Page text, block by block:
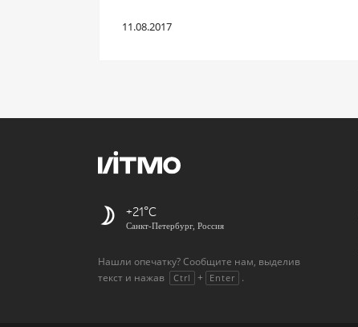
11.08.2017
+21
Санкт-Петербург, Россия
Нашли опечатку? Сообщите нам, выделив
текст и нажав
Ctrl + Enter .